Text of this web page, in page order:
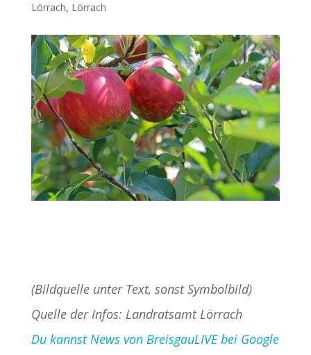
Lörrach, Lörrach
(Bildquelle unter Text, sonst Symbolbild)
Quelle der Infos: Landratsamt Lörrach
Du kannst News von BreisgauLIVE bei Google